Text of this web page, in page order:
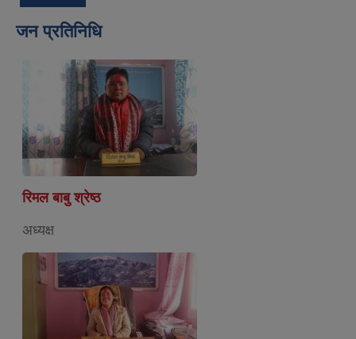
जन प्रतिनिधि
रिमल बाबु श्रेष्ठ
अध्यक्ष